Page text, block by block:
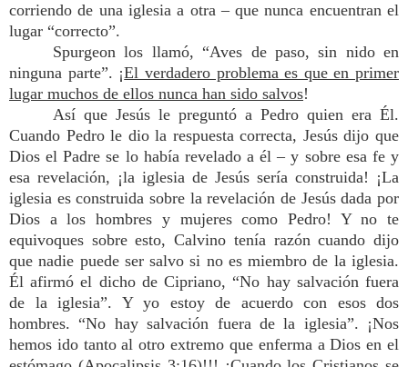
corriendo de una iglesia a otra – que nunca encuentran el
lugar “correcto”.
Spurgeon los llamó, “Aves de paso, sin nido en
ninguna parte”. ¡El verdadero problema es que en primer
lugar muchos de ellos nunca han sido salvos!
Así que Jesús le preguntó a Pedro quien era Él.
Cuando Pedro le dio la respuesta correcta, Jesús dijo que
Dios el Padre se lo había revelado a él – y sobre esa fe y
esa revelación, ¡la iglesia de Jesús sería construida! ¡La
iglesia es construida sobre la revelación de Jesús dada por
Dios a los hombres y mujeres como Pedro! Y no te
equivoques sobre esto, Calvino tenía razón cuando dijo
que nadie puede ser salvo si no es miembro de la iglesia.
Él afirmó el dicho de Cipriano, “No hay salvación fuera
de la iglesia”. Y yo estoy de acuerdo con esos dos
hombres. “No hay salvación fuera de la iglesia”. ¡Nos
hemos ido tanto al otro extremo que enferma a Dios en el